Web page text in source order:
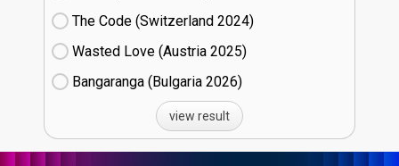
The Code (Switzerland
24)
Wasted Love (Austria
25)
Bangaranga (Bulgaria
26)
view result